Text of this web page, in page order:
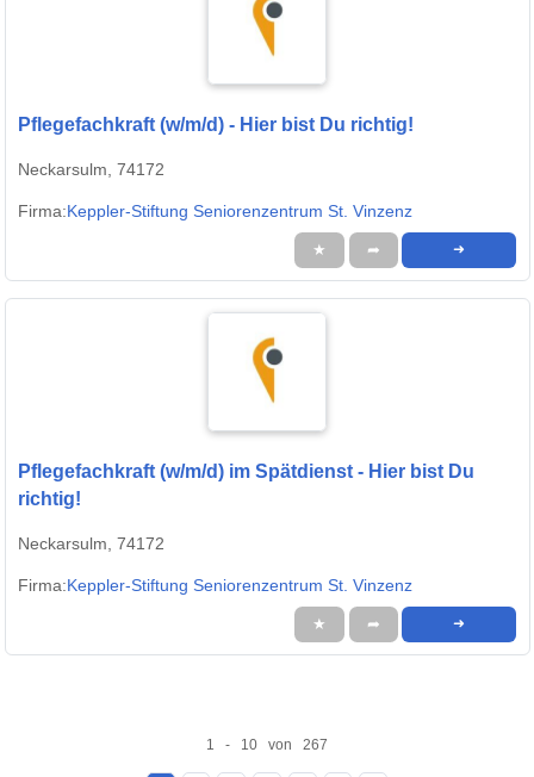
Pflegefachkraft (w/m/d) - Hier bist Du richtig!
Neckarsulm, 74172
Firma:Keppler-Stiftung Seniorenzentrum St. Vinzenz
★ ➦ ➜
Pflegefachkraft (w/m/d) im Spätdienst - Hier bist Du
richtig!
Neckarsulm, 74172
Firma:Keppler-Stiftung Seniorenzentrum St. Vinzenz
★ ➦ ➜
1 - 10 von 267